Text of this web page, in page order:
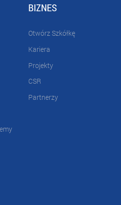
BIZNES
Otwórz Szkółkę
Kariera
Projekty
CSR
Partnerzy